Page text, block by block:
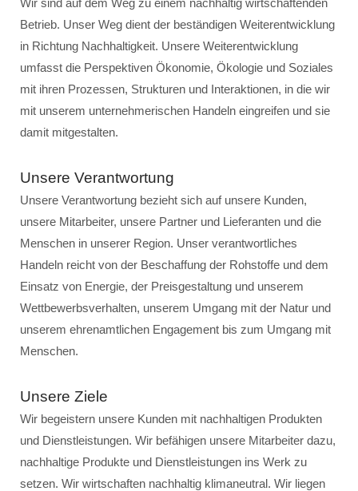
Wir sind auf dem Weg zu einem nachhaltig wirtschaftenden
Betrieb. Unser Weg dient der beständigen Weiterentwicklung
in Richtung Nachhaltigkeit. Unsere Weiterentwicklung
umfasst die Perspektiven Ökonomie, Ökologie und Soziales
mit ihren Prozessen, Strukturen und Interaktionen, in die wir
mit unserem unternehmerischen Handeln eingreifen und sie
damit mitgestalten.
Unsere Verantwortung
Unsere Verantwortung bezieht sich auf unsere Kunden,
unsere Mitarbeiter, unsere Partner und Lieferanten und die
Menschen in unserer Region. Unser verantwortliches
Handeln reicht von der Beschaffung der Rohstoffe und dem
Einsatz von Energie, der Preisgestaltung und unserem
Wettbewerbsverhalten, unserem Umgang mit der Natur und
unserem ehrenamtlichen Engagement bis zum Umgang mit
Menschen.
Unsere Ziele
Wir begeistern unsere Kunden mit nachhaltigen Produkten
und Dienstleistungen. Wir befähigen unsere Mitarbeiter dazu,
nachhaltige Produkte und Dienstleistungen ins Werk zu
setzen. Wir wirtschaften nachhaltig klimaneutral. Wir liegen